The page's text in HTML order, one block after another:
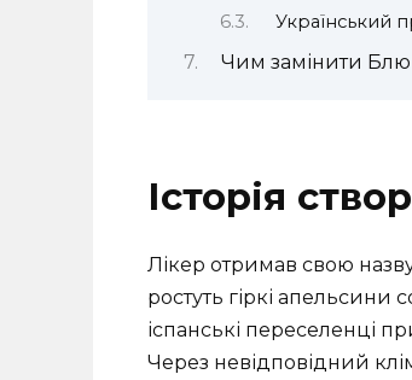
Український
Чим замінити Блю
Історія
Лікер отримав свою
ростуть гіркі апельсини
іспанські переселенці
Через невідповідний